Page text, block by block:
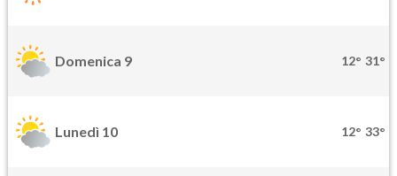
Domenica 9 12° 31°
Lunedì 10 12° 33°